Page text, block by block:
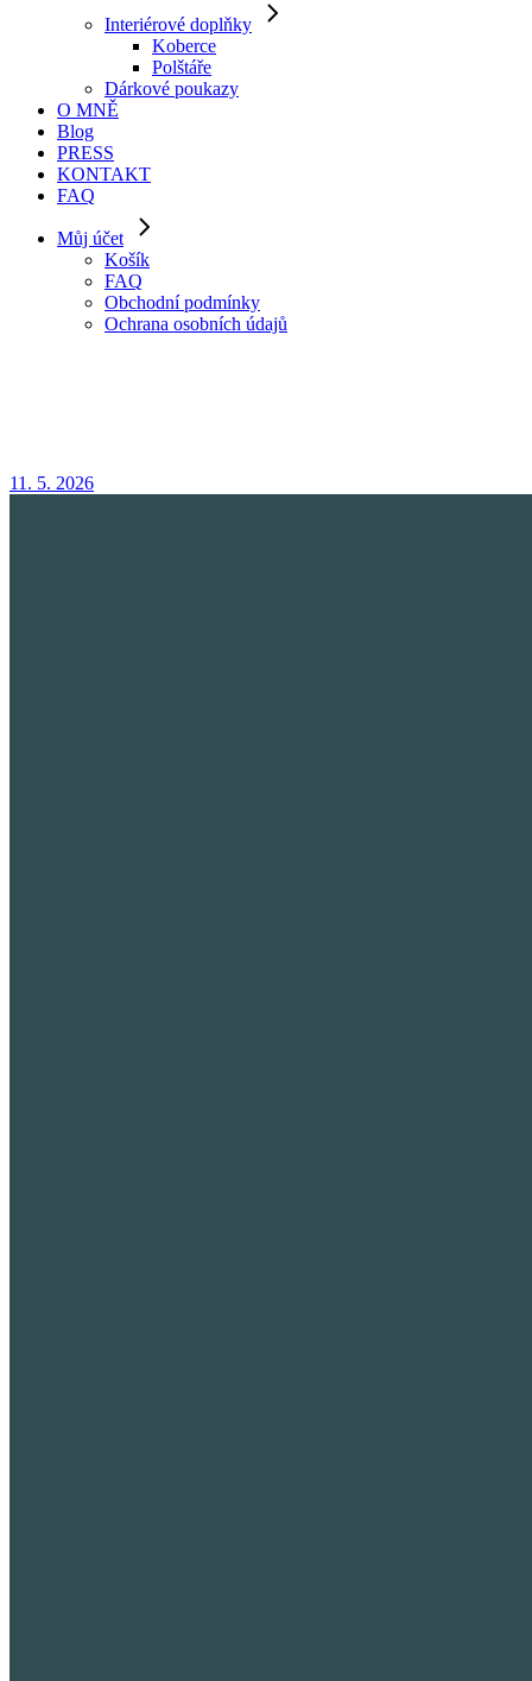
Interiérové doplňky
Koberce
Polštáře
Dárkové poukazy
O MNĚ
Blog
PRESS
KONTAKT
FAQ
Můj účet
Košík
FAQ
Obchodní podmínky
Ochrana osobních údajů
11. 5. 2026